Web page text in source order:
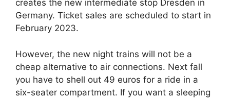
creates the new intermediate stop Dresden in
Germany. Ticket sales are scheduled to start in
February 2023.
However, the new night trains will not be a
cheap alternative to air connections. Next fall
you have to shell out 49 euros for a ride in a
six-seater compartment. If you want a sleeping